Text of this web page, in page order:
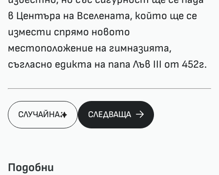
в Центъра на Вселената, който ще се
измести спрямо новото
местоположение на гимназията,
съгласно едикта на папа Лъв III от 452г.
СЛУЧАЙНА СЛЕДВАЩА
Подобни